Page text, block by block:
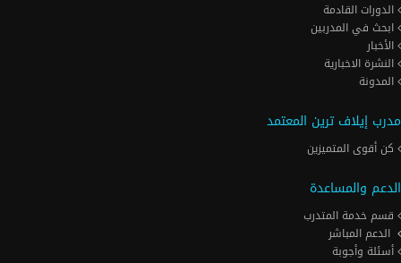
الدورات القادمة
ابحث في المدربين
الأخبار
النشرة الاخبارية
المدونة
مدرب إيلاف ترين المعتمد
كن أقوى المتميزين
الدعم والمساعدة
قسم خدمة المتدرب
الدعم المباشر
أسئلة وأجوبة